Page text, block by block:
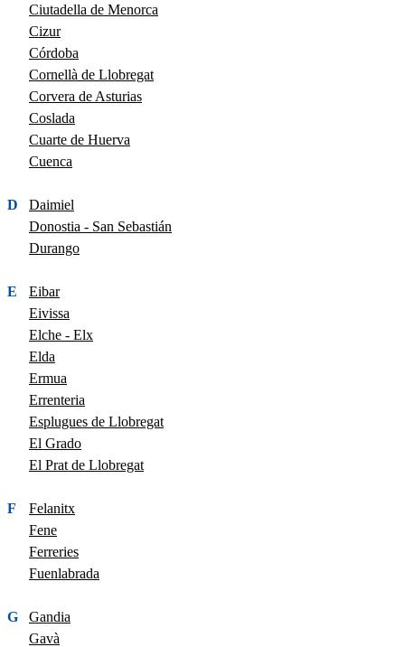
Ciutadella de Menorca
Cizur
Córdoba
Cornellà de Llobregat
Corvera de Asturias
Coslada
Cuarte de Huerva
Cuenca
D
Daimiel
Donostia - San Sebastián
Durango
E
Eibar
Eivissa
Elche - Elx
Elda
Ermua
Errenteria
Esplugues de Llobregat
El Grado
El Prat de Llobregat
F
Felanitx
Fene
Ferreries
Fuenlabrada
G
Gandia
Gavà